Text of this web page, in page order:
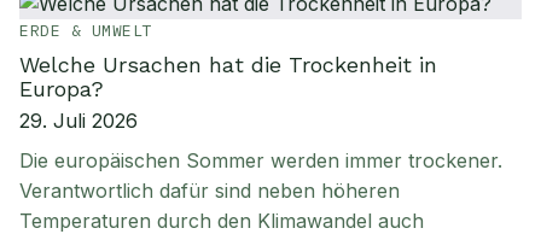
ERDE & UMWELT
Welche Ursachen hat die Trockenheit in
Europa?
29. Juli 2026
Die europäischen Sommer werden immer trockener.
Verantwortlich dafür sind neben höheren
Temperaturen durch den Klimawandel auch